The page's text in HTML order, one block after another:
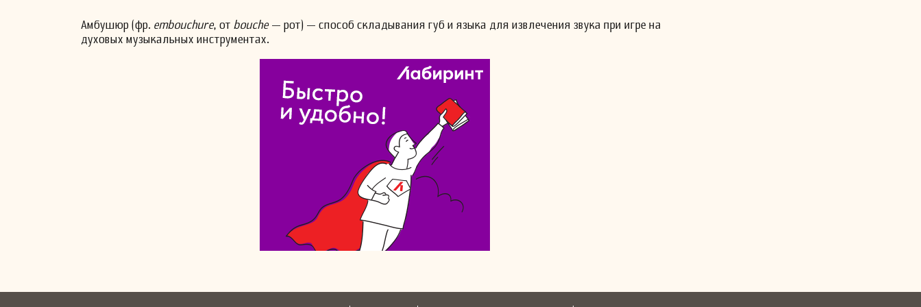
Амбушюр (фр. embouchure, от bouche— рот) — способ складывания губ и языка для извлечения звука при игре на
духовых музыкальных инструментах.